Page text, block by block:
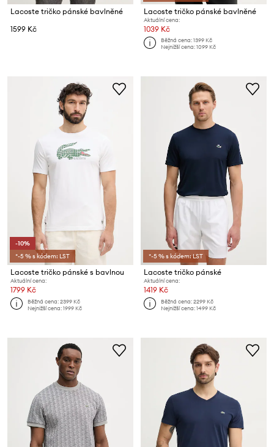
Lacoste tričko pánské bavlněné
1599 Kč
Lacoste tričko pánské bavlněné
Aktuální cena:
1039 Kč
Běžná cena:1399 Kč
Nejnižší cena:1099 Kč
-10%
*-5 % s kódem: LST
Lacoste tričko pánské s bavlnou
Aktuální cena:
1799 Kč
Běžná cena:2399 Kč
Nejnižší cena:1999 Kč
*-5 % s kódem: LST
Lacoste tričko pánské
Aktuální cena:
1419 Kč
Běžná cena:2299 Kč
Nejnižší cena:1499 Kč